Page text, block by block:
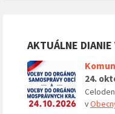
AKTUÁLNE DIANIE
24.
v